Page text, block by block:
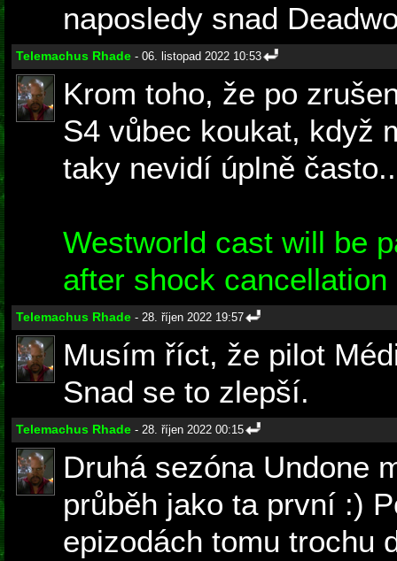
naposledy snad
Telemachus Rhade - 06. listopad 2022 10:53
Krom toho, že po
S4 vůbec koukat, když
taky nevidí úplně
Westworld cast will be
after shock cancellation
Telemachus Rhade - 28. říjen 2022 19:57
Musím říct, že pilot
Snad se to zlepší.
Telemachus Rhade - 28. říjen 2022 00:15
Druhá sezóna Undone
průběh jako ta první :)
epizodách tomu trochu